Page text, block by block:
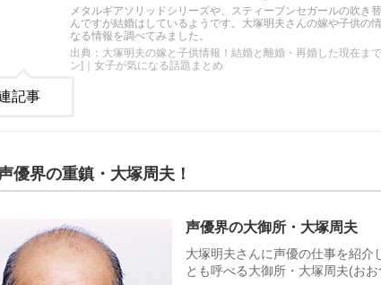
メタルギアソリッドシリーズや、スティーブンセガールの吹き
んですが結婚はしているようです。大塚明夫さんの嫁や子供の
なる情報を調べてみました。
出典：大塚明夫の嫁と子供情報！結婚と離婚・再婚した現在ま
ン]｜女子が気になる話題まとめ
記事
優界の重鎮・大塚周夫！
声優界の大御所・大塚周夫
大塚明夫さんに声優の仕事を紹介
とも呼べる大御所・大塚周夫(おお